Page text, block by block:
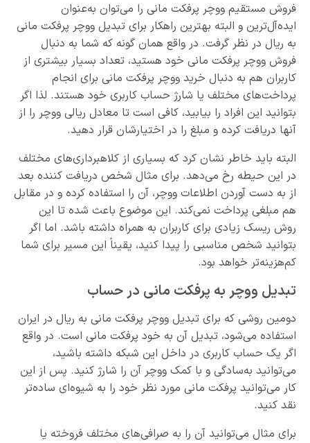
فروش مستقیم ووچر پرفکت مانی را می‌توان به‌عنوان
ایده‌آل‌ترین و البته بهترین راهکار برای تبدیل ووچر پرفکت مانی
به ریال در نظر گرفت. در واقع همان گونه که شما به دنبال
فروش ووچر پرفکت مانی خود هستید، تعداد بسیار بیشتری از
کاربران هم به دنبال خرید ووچر پرفکت مانی برای انجام
پرداخت‌های مختلف یا شارژ حساب کاربری خود هستند. لذا اگر
بتوانید این افراد را بیابید، کافی است تا معادل ریالی ووچر را از
آنها دریافت کرده و مبلغ را در اختیارشان قرار دهید.
البته باید خاطر نشان کرد که بسیاری از کلاهبرداری‌های مختلف
در این حیطه رخ می‌دهد. برای مثال شخص دریافت کننده بعد
از به دست آوردن اطلاعات ووچر، آن را استفاده کرده و در مقابل
هم مبلغی پرداخت نمی‌کند. این موضوع باعث شده تا این
روش ریسک زیادی برای کاربران به همراه داشته باشد. اما اگر
بتوانید شخص مناسبی را پیدا کنید، یقیناً این مسیر برای شما
کم‌هزینه‌تر خواهد بود.
تبدیل ووچر به پرفکت مانی در حساب
دومین روشی که برای تبدیل ووچر پرفکت مانی به ریال در ایران
استفاده می‌شود، تبدیل آن به خود پرفکت مانی است. در واقع
اگر یک حساب کاربری در داخل این شبکه داشته باشید،
می‌توانید به‌سادگی و با کمک ووچر آن را شارژ کنید. پس از این
کار می‌توانید پرفکت مانی مورد نظر خود را به شیوه‌ای ساده‌تر
نقد کنید.
برای مثال می‌توانید آن را به صرافی‌های مختلف فروخته یا